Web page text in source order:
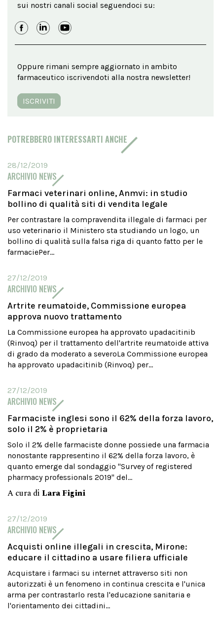
sui nostri canali social seguendoci su:
Oppure rimani sempre aggiornato in ambito
farmaceutico iscrivendoti alla nostra newsletter!
ISCRIVITI
POTREBBERO INTERESSARTI ANCHE
28/12/2019
ARCHIVIO NEWS
Farmaci veterinari online, Anmvi: in studio
bollino di qualità siti di vendita legale
Per contrastare la compravendita illegale di farmaci per
uso veterinario il Ministero sta studiando un logo, un
bollino di qualità sulla falsa riga di quanto fatto per le
farmaciePer...
27/12/2019
ARCHIVIO NEWS
Artrite reumatoide, Commissione europea
approva nuovo trattamento
La Commissione europea ha approvato upadacitinib
(Rinvoq) per il trattamento dell'artrite reumatoide attiva
di grado da moderato a severoLa Commissione europea
ha approvato upadacitinib (Rinvoq) per...
27/12/2019
ARCHIVIO NEWS
Farmaciste inglesi sono il 62% della forza lavoro,
solo il 2% è proprietaria
Solo il 2% delle farmaciste donne possiede una farmacia
nonostante rappresentino il 62% della forza lavoro, è
quanto emerge dal sondaggio "Survey of registered
pharmacy professionals 2019" del...
A cura di Lara Figini
27/12/2019
ARCHIVIO NEWS
Acquisti online illegali in crescita, Mirone:
educare il cittadino a usare filiera ufficiale
Acquistare i farmaci su internet attraverso siti non
autorizzati è un fenomeno in continua crescita e l'unica
arma per contrastarlo resta l'educazione sanitaria e
l'orientamento dei cittadini...